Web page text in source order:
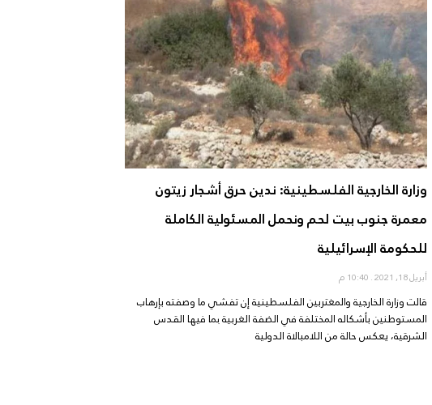
وزارة الخارجية الفلسطينية: ندين حرق أشجار زيتون
معمرة جنوب بيت لحم ونحمل المسئولية الكاملة
للحكومة الإسرائيلية
أبريل 18, 2021
قالت وزارة الخارجية والمغتربين الفلسطينية إن تفشي ما وصفته بإرهاب
المستوطنين بأشكاله المختلفة في الضفة الغربية بما فيها القدس
الشرقية، يعكس حالة من اللامبالاة الدولية